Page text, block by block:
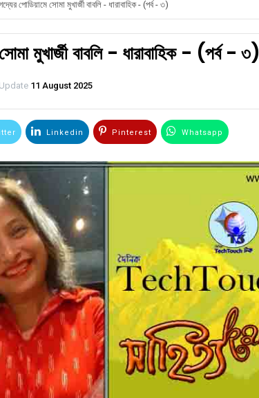
পোডিয়ামে সোমা মুখার্জী বাবলি - ধারাবাহিক - (পর্ব - ৩)
মুখার্জী বাবলি - ধারাবাহিক - (পর্ব - ৩)
11 August 2025
Linkedin Pinterest Whatsapp